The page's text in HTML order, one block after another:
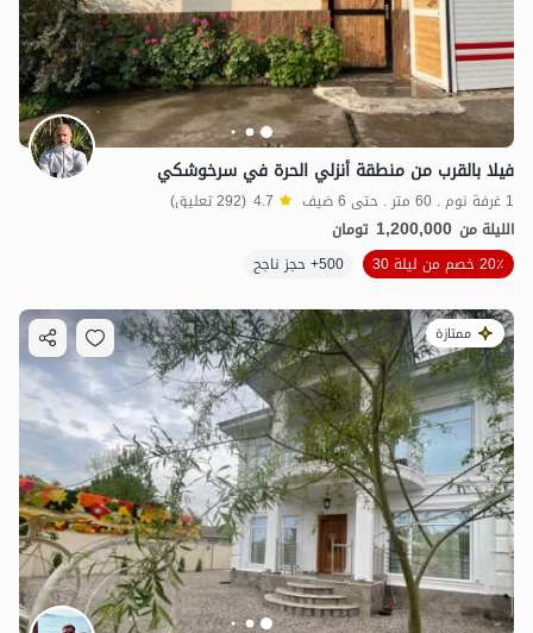
فيلا بالقرب من منطقة أنزلي الحرة في سرخوشكي
1 غرفة نوم . 60 متر . حتى 6 ضيف 4.7 (292 تعليق)
الليلة من 1,200,000 تومان
20٪ خصم من ليلة 30
500+ حجز ناجح
ممتازة